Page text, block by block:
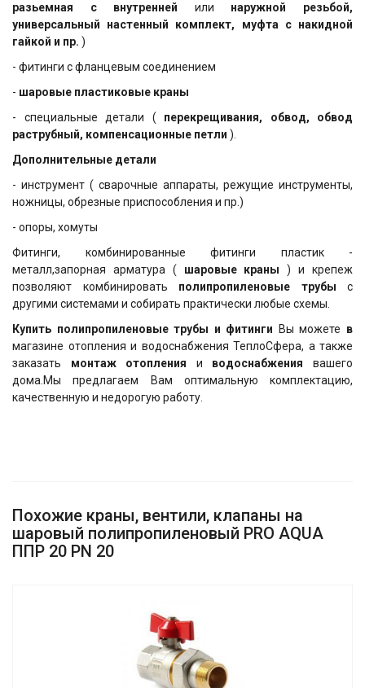
разьемная с внутренней или наружной резьбой,
универсальный настенный комплект, муфта с накидной
гайкой и пр. )
- фитинги с фланцевым соединением
- шаровые пластиковые краны
- специальные детали ( перекрещивания, обвод, обвод
раструбный, компенсационные петли ).
Дополнительные детали
- инструмент ( сварочные аппараты, режущие инструменты,
ножницы, обрезные приспособления и пр.)
- опоры, хомуты
Фитинги, комбинированные фитинги пластик -
металл,запорная арматура ( шаровые краны ) и крепеж
позволяют комбинировать полипропиленовые трубы с
другими системами и собирать практически любые схемы.
Купить полипропиленовые трубы и фитинги
Вы можете в
магазине отопления и водоснабжения ТеплоСфера, а также
заказать монтаж отопления и водоснабжениявашего
дома.Мы предлагаем Вам оптимальную комплектацию,
качественную и недорогую работу.
Похожие краны, вентили, клапаны на
шаровый полипропиленовый PRO AQUA
ППР 20 PN 20